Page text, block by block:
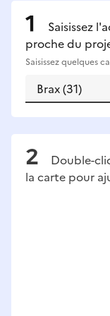
Saisissez
proche du
Saisissez quelques
Double-
la carte pour